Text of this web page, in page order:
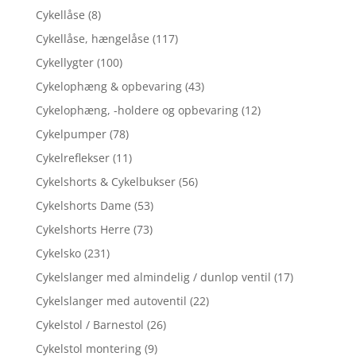
Cykellåse (8)
Cykellåse, hængelåse (117)
Cykellygter (100)
Cykelophæng & opbevaring (43)
Cykelophæng, -holdere og opbevaring (12)
Cykelpumper (78)
Cykelreflekser (11)
Cykelshorts & Cykelbukser (56)
Cykelshorts Dame (53)
Cykelshorts Herre (73)
Cykelsko (231)
Cykelslanger med almindelig / dunlop ventil (17)
Cykelslanger med autoventil (22)
Cykelstol / Barnestol (26)
Cykelstol montering (9)